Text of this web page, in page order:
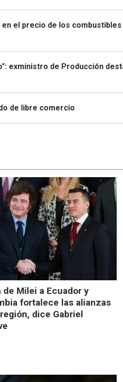
en el precio de los
exministro de Producción
de libre comercio
de Milei a Ecuador y
fortalece las alianzas
dice Gabriel